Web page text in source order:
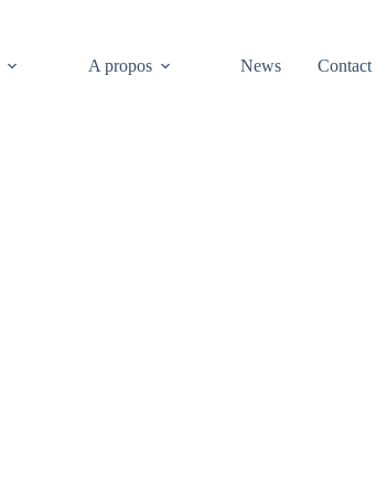
A propos News Contact